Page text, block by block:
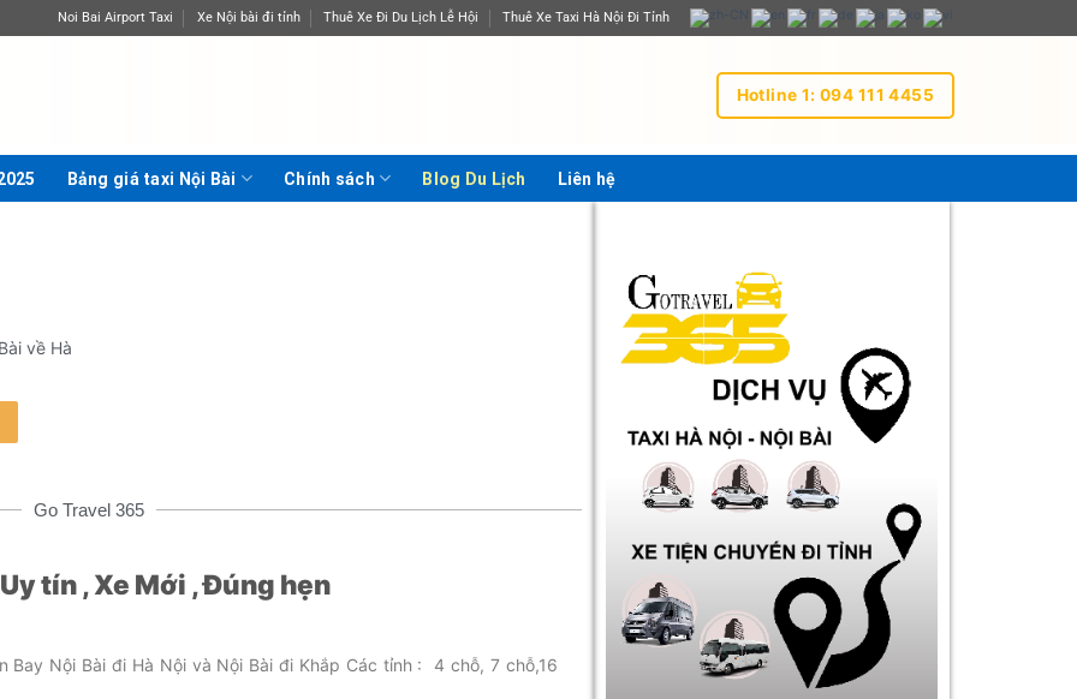
Noi Bai Airport Taxi Xe Nội bài đi tỉnh Thuê Xe Đi Du Lịch Lễ Hội Thuê Xe Taxi Hà Nội Đi Tỉnh
Hotline 1: 094 111 4455
Bảng giá taxi Nội Bài Chính sách Blog Du Lịch Liên hệ
về Hà
Go Travel 365
tín , Xe Mới , Đúng hẹn
Nội Bài đi Hà Nội và Nội Bài đi Khắp Các tỉnh : 4 chỗ, 7 chỗ,16